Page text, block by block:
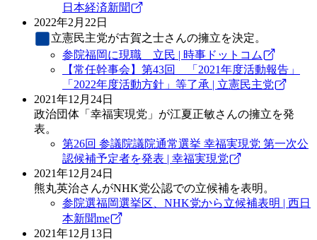
日本経済新聞
2022年2月22日
立憲民主党が古賀之士さんの擁立を決定。
参院福岡に現職 立民 | 時事ドットコム
【常任幹事会】第43回 「2021年度活動報告」
「2022年度活動方針」等了承 | 立憲民主党
2021年12月24日
政治団体「幸福実現党」が江夏正敏さんの擁立を発
表。
第26回 参議院議院通常選挙 幸福実現党 第一次公
認候補予定者を発表 | 幸福実現党
2021年12月24日
熊丸英治さんがNHK党公認での立候補を表明。
参院選福岡選挙区、NHK党から立候補表明 | 西日
本新聞me
2021年12月13日